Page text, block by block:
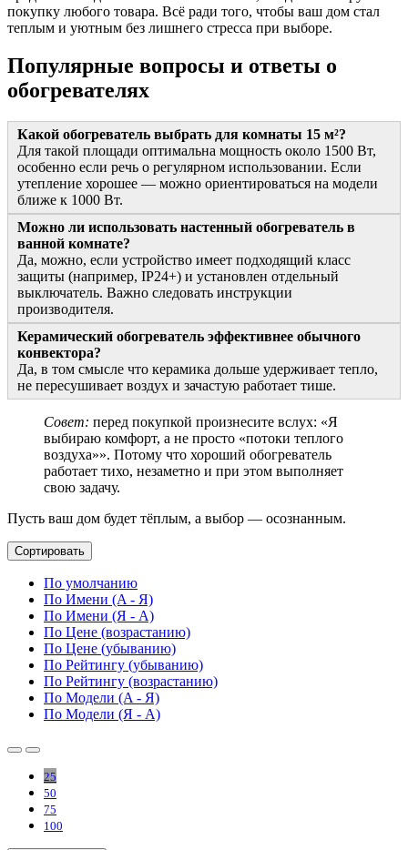
покупку любого товара. Всё ради того, чтобы ваш дом стал
теплым и уютным без лишнего стресса при выборе.
Популярные вопросы и ответы о
обогревателях
Какой обогреватель выбрать для комнаты 15 м²?
Для такой площади оптимальна мощность около 1500 Вт,
особенно если речь о регулярном использовании. Если
утепление хорошее — можно ориентироваться на модели
ближе к 1000 Вт.
Можно ли использовать настенный обогреватель в
ванной комнате?
Да, можно, если устройство имеет подходящий класс
защиты (например, IP24+) и установлен отдельный
выключатель. Важно следовать инструкции
производителя.
Керамический обогреватель эффективнее обычного
конвектора?
Да, в том смысле что керамика дольше удерживает тепло,
не пересушивает воздух и зачастую работает тише.
Совет: перед покупкой произнесите вслух: «Я
выбираю комфорт, а не просто «потоки теплого
воздуха»». Потому что хороший обогреватель
работает тихо, незаметно и при этом выполняет
свою задачу.
Пусть ваш дом будет тёплым, а выбор — осознанным.
Сортировать
По умолчанию
По Имени (A - Я)
По Имени (Я - A)
По Цене (возрастанию)
По Цене (убыванию)
По Рейтингу (убыванию)
По Рейтингу (возрастанию)
По Модели (A - Я)
По Модели (Я - A)
25
50
75
100